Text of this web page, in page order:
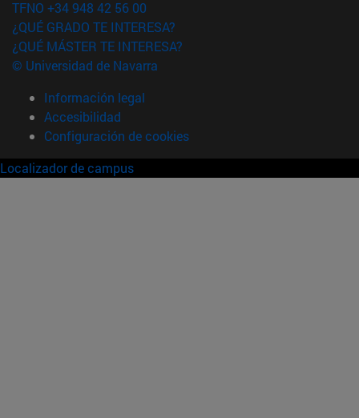
TFNO +34 948 42 56 00
¿QUÉ GRADO TE INTERESA?
¿QUÉ MÁSTER TE INTERESA?
© Universidad de Navarra
Información legal
Accesibilidad
Configuración de cookies
Localizador de campus